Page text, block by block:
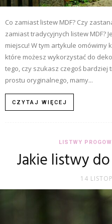
Co zamiast listew MDF? Czy
zamiast tradycyjnych listew MDF?
miejscu! W tym artykule omówimy
które możesz wykorzystać do
tego, czy szukasz czegoś bardziej
prostu oryginalnego, mamy...
CZYTAJ WIĘCEJ
LISTWY
Jakie listwy
14